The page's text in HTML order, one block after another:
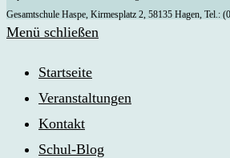
Gesamtschule Haspe, Kirmesplatz 2, 58135 Hagen, Tel.:
Menü schließen
Startseite
Veranstaltungen
Kontakt
Schul-Blog